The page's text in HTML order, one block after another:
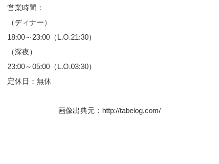
営業時間：
（ディナー）
18:00～23:00（L.O.21:30）
（深夜）
23:00～05:00（L.O.03:30）
定休日：無休
画像出典元： http://tabelog.com/